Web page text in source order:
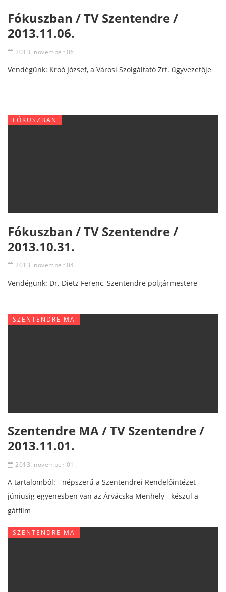
Fókuszban / TV Szentendre /
2013.11.06.
2013. november 06.
Vendégünk: Kroó József, a Városi Szolgáltató Zrt. ügyvezetője
FÓKUSZBAN
Fókuszban / TV Szentendre /
2013.10.31.
2013. november 04.
Vendégünk: Dr. Dietz Ferenc, Szentendre polgármestere
SZENTENDRE MA
Szentendre MA / TV Szentendre /
2013.11.01.
2013. november 01.
A tartalomból: - népszerű a Szentendrei Rendelőintézet -
júniusig egyenesben van az Árvácska Menhely - készül a
gátfilm
SZENTENDRE MA